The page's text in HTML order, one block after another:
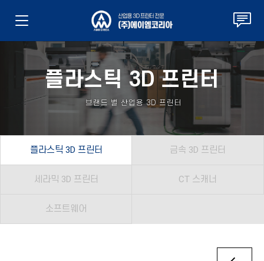
플라스틱 3D 프린터
브랜드 별 산업용 3D 프린터
플라스틱 3D 프린터 금속 3D 프린터
세라믹 3D 프린터 CT 스캐너
소프트웨어